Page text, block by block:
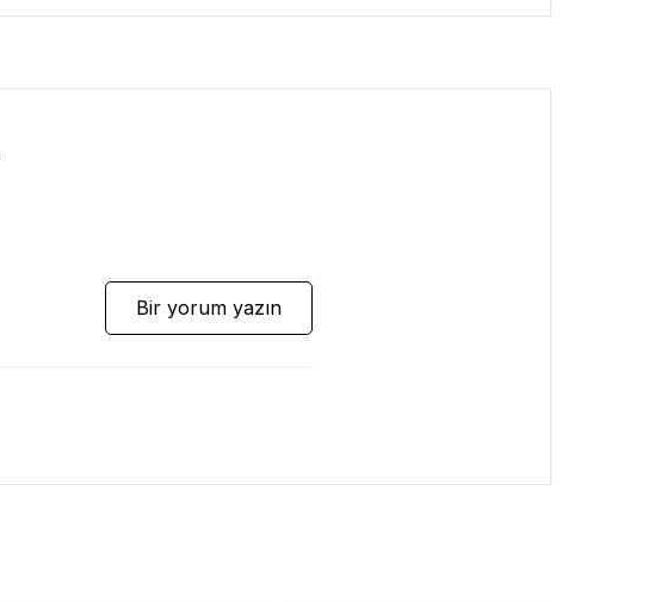
Bir yorum yazın